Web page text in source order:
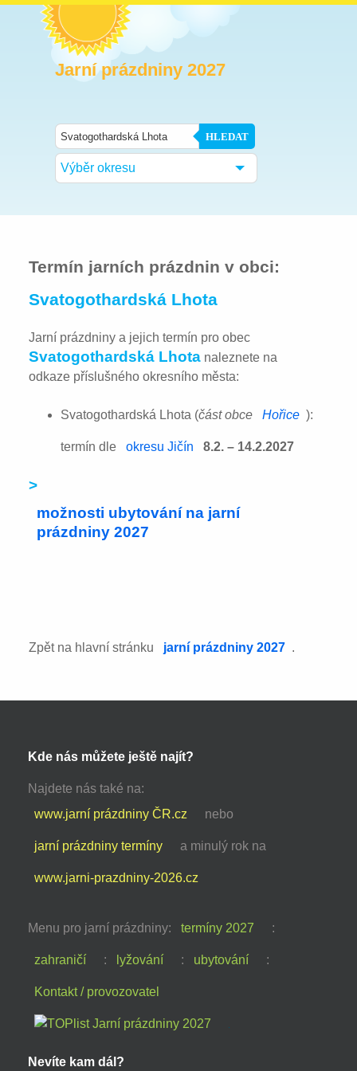
Jarní prázdniny 2027
HLEDAT
Výběr okresu
Termín jarních prázdnin v obci:
Svatogothardská Lhota
Jarní prázdniny a jejich termín pro obec
Svatogothardská Lhota naleznete na
odkaze příslušného okresního města:
Svatogothardská Lhota (část obce Hořice ):
termín dle okresu Jičín 8.2. – 14.2.2027
>
možnosti ubytování na jarní
prázdniny 2027
Zpět na hlavní stránku jarní prázdniny 2027 .
Kde nás můžete ještě najít?
Najdete nás také na:
www.jarní prázdniny ČR.cz
nebo
jarní prázdniny termíny a minulý rok na
www.jarni-prazdniny-2026.cz
Menu pro jarní prázdniny: termíny 2027 :
zahraničí : lyžování : ubytování :
Kontakt / provozovatel
Nevíte kam dál?